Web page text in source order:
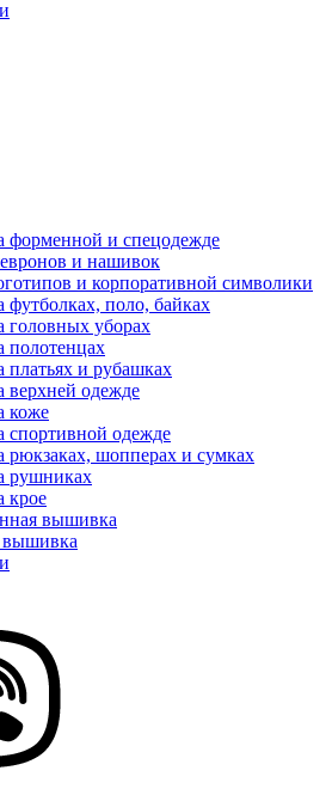
и спецодeжде
и нашивок
и корпоративной символики
поло, байках
уборах
и рубашках
одежде
коже
одежде
шопперах и сумках
рушниках
крое
вышивка
вышивка